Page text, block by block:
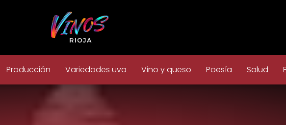
Producción Variedades uva Vino y queso Poesía Salud